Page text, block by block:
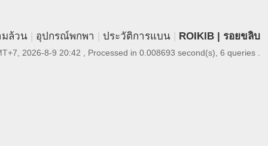
ล้วน | อุปกรณ์พกพา | ประวัติการแบน | ROIKIB | รอยขลิบ
2026-8-9 20:42 , Processed in 0.008693 second(s), 6 queries .